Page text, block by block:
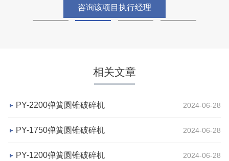
咨询该项目执行经理
相关文章
PY-2200弹簧圆锥破碎机 2024-06-28
PY-1750弹簧圆锥破碎机 2024-06-28
PY-1200弹簧圆锥破碎机 2024-06-28